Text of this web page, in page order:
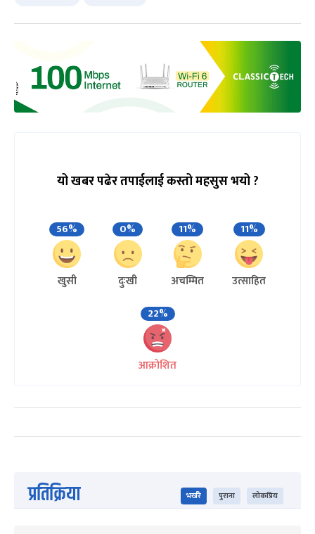
यो खबर पढेर तपाईलाई कस्तो महसुस भयो ?
56%
खुसी
0%
दुःखी
11%
अचम्मित
11%
उत्साहित
22%
आक्रोशित
प्रतिक्रिया भर्खरै पुराना लोकप्रिय